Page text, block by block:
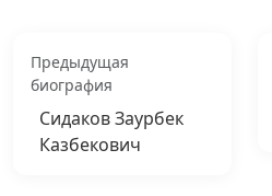
Предыдущая
биография
Сидаков Заурбек
Казбекович